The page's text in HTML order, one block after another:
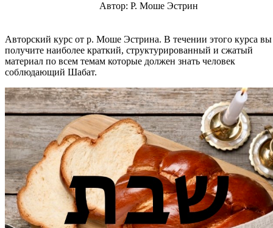
Автор: Р. Моше Эстрин
Авторский курс от р. Моше Эстрина. В течении этого курса вы
получите наиболее краткий, структурированный и сжатый
материал по всем темам которые должен знать человек
соблюдающий Шабат.